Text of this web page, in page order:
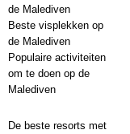
de Malediven
Beste visplekken op
de Malediven
Populaire activiteiten
om te doen op de
Malediven
De beste resorts met